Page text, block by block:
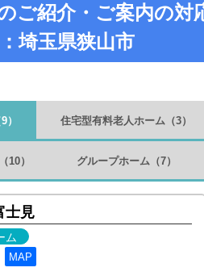
ご紹介・ご案内の対
埼玉県狭山市
9） 住宅型有料老人ホーム （3）
（10） グループホーム （7）
士見
ム
MAP